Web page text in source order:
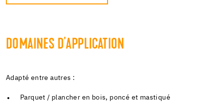
DOMAINES D'APPLICATION
Adapté entre autres :
Parquet / plancher en bois, poncé et mastiqué